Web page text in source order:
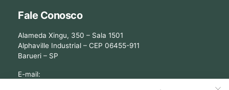
Fale Conosco
Alameda Xingu, 350 – Sala 1501
Alphaville Industrial – CEP 06455-911
Barueri – SP
E-mail: